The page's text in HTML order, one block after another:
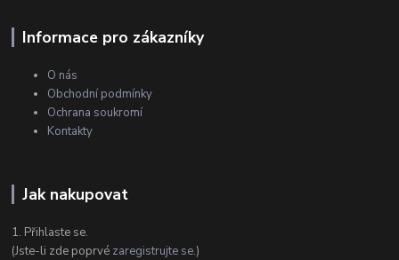
Informace pro zákazníky
O nás
Obchodní podmínky
Ochrana soukromí
Kontakty
Jak nakupovat
1. Přihlaste se.
(Jste-li zde poprvé zaregistrujte se.)